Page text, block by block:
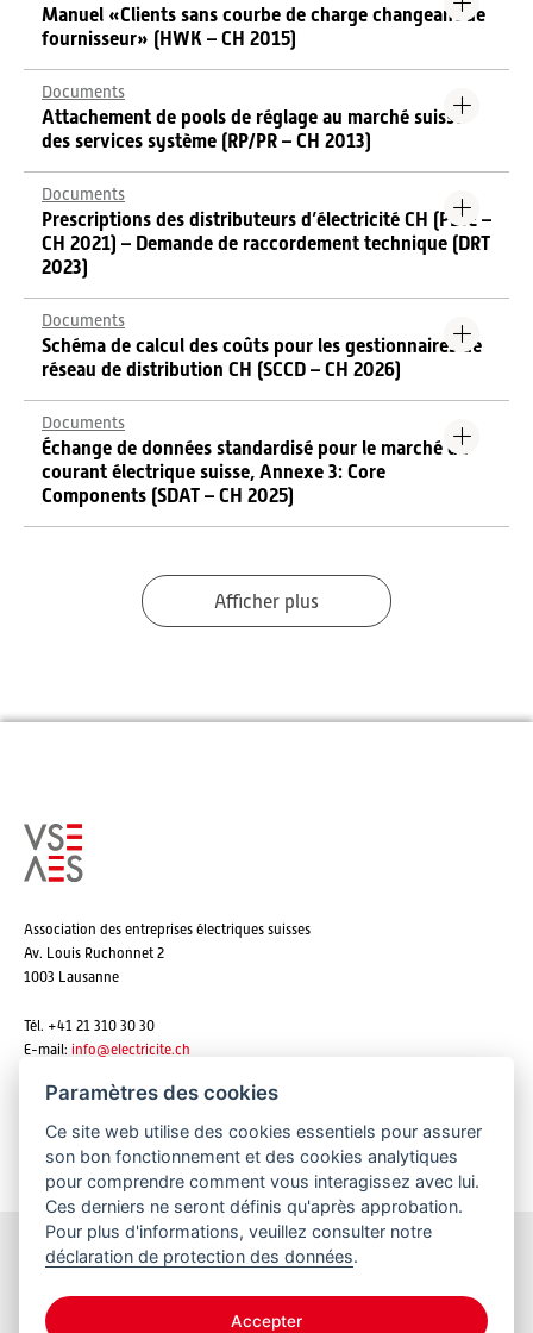
Manuel «Clients sans courbe de charge changeant de
fournisseur» (HWK – CH 2015)
Documents
Attachement de pools de réglage au marché suisse
des services système (RP/PR – CH 2013)
Documents
Prescriptions des distributeurs d’électricité CH (PDIE –
CH 2021) – Demande de raccordement technique (DRT
2023)
Documents
Schéma de calcul des coûts pour les gestionnaires de
réseau de distribution CH (SCCD – CH 2026)
Documents
Échange de données standardisé pour le marché du
courant électrique suisse, Annexe 3: Core
Components (SDAT – CH 2025)
Afficher plus
Association des entreprises électriques suisses
Av. Louis Ruchonnet 2
1003 Lausanne
Tél. +41 21 310 30 30
E-mail: info@electricite.ch
S'abonner aux newsletters
Restez informés
Paramètres des cookies
Ce site web utilise des cookies essentiels pour assurer
son bon fonctionnement et des cookies analytiques
pour comprendre comment vous interagissez avec lui.
Ces derniers ne seront définis qu'après approbation.
Pour plus d'informations, veuillez consulter notre
déclaration de protection des données.
Accepter